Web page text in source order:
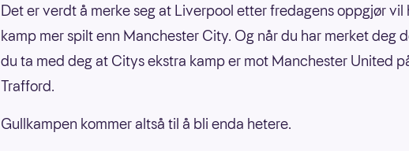
Det er verdt å merke seg at Liverpool etter fredagens oppgjør vil
kamp mer spilt enn Manchester City. Og når du har merket deg
du ta med deg at Citys ekstra kamp er mot Manchester United
Trafford.
Gullkampen kommer altså til å bli enda hetere.